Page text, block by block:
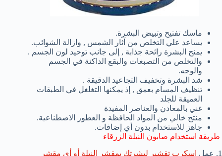
ماسك تفتيح وتبيض البشرة.
يساعد علي التخلص من آثار الشمس , وازالة الشوائب.
يمنح البشرة رائحة جذابة , إلى جانب توحيد لون الجسم .
والتخلص من التصبغات والبقع الداكنة في الجسم
والوجه.
شد البشرة وتخفيف التجاعيد الدقيقة .
تنظيف المسام بعمق , إذ يمكنها التغلغل في الطبقات
العميقة للجلد
غني بالمعادن والعناصر المفيدة
منتح خالي من المواد الحافظة و العطور الاصطناعية.
جاهز للاستخدام بدون أي إضافات.
طريقة استخدام صابون النيلة الزرقاء
1. عمل
اسكرب تقشير لبشرتك بمقشر النيلة أو أي مقشر